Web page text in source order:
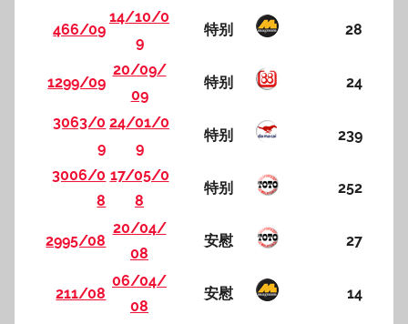
466/09
14/10/0
9
特别 28
1299/09
20/09/
09
特别 24
3063/0
9
24/01/0
9
特别 239
3006/0
8
17/05/0
8
特别 252
2995/08
20/04/
08
安慰 27
211/08
06/04/
08
安慰 14